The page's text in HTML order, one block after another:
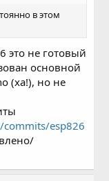
в этом
это не готовый
основной
(ха!), но не
esp826